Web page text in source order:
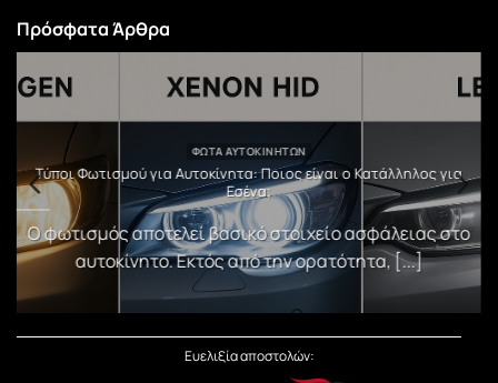
Πρόσφατα Άρθρα
ΦΏΤΑ ΑΥΤΟΚΙΝΉΤΩΝ
Τύποι Φωτισμού για Αυτοκίνητα: Ποιος είναι ο Κατάλληλος για
Εσένα;
Ο φωτισμός αποτελεί βασικό στοιχείο ασφάλειας στο
αυτοκίνητο. Εκτός από την ορατότητα, [...]
Ευελιξία αποστολών: